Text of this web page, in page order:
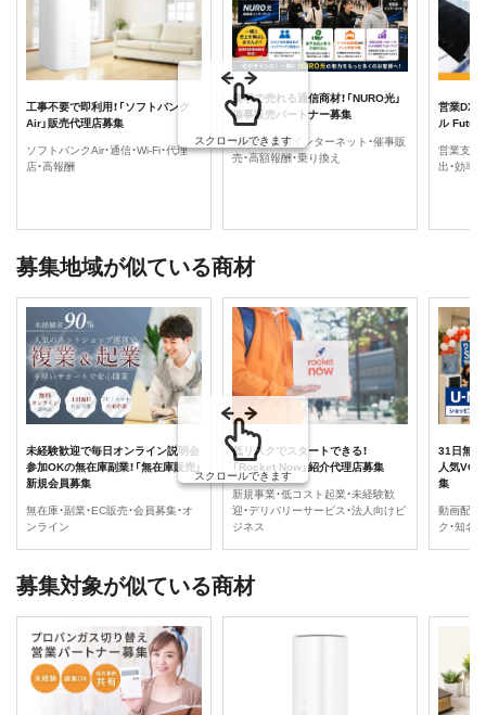
工事不要で即利用！「ソフトバンク
Air」販売代理店募集
ソフトバンクAir・通信・Wi-Fi・代理
店・高報酬
催事で売れる通信商材！「NURO光」
催事販売パートナー募集
光回線・高速インターネット・催事販
売・高額報酬・乗り換え
営業DXで
ル
営業支援
出・効率化
スクロールできます
募集地域が似ている商材
未経験歓迎で毎日オンライン説明会
参加OKの無在庫副業！「無在庫販売」
新規会員募集
無在庫・副業・EC販売・会員募集・オ
ンライン
低リスクでスタートできる！
「Rocket Now」紹介代理店募集
新規事業・低コスト起業・未経験歓
迎・デリバリーサービス・法人向けビ
ジネス
31日無料
人気VOD
集
動画配信
ク・知名度
スクロールできます
募集対象が似ている商材